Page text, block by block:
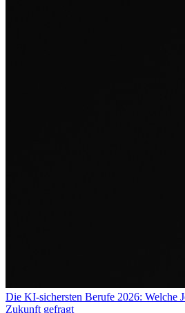
Die KI-sichersten Berufe 2026: Welche
Zukunft gefragt